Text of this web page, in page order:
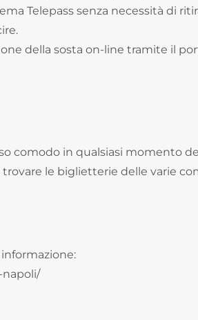
Telepass senza necessità di
della sosta on-line tramite il
comodo in qualsiasi momento
le biglietterie delle varie